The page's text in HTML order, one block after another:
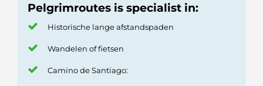
Pelgrimroutes is specialist in:
Historische lange afstandspaden
Wandelen of fietsen
Camino de Santiago: